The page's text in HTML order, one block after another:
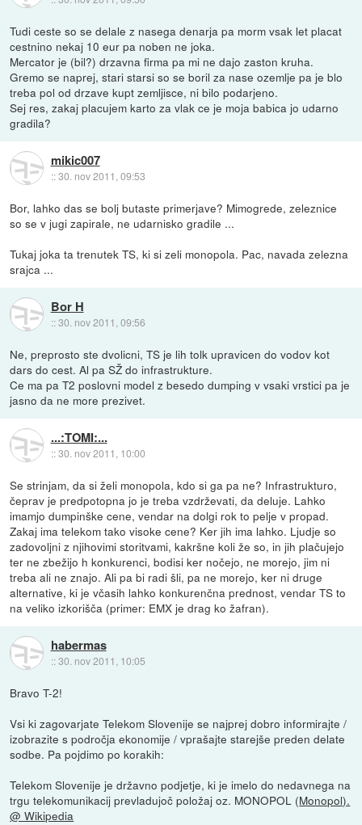
Tudi ceste so se delale z nasega denarja pa morm vsak let placat
cestnino nekaj 10 eur pa noben ne joka.
Mercator je (bil?) drzavna firma pa mi ne dajo zaston kruha.
Gremo se naprej, stari starsi so se boril za nase ozemlje pa je blo
treba pol od drzave kupt zemljisce, ni bilo podarjeno.
Sej res, zakaj placujem karto za vlak ce je moja babica jo udarno
gradila?
mikic007
::30. nov 2011, 09:53
Bor, lahko das se bolj butaste primerjave? Mimogrede, zeleznice
so se v jugi zapirale, ne udarnisko gradile ...
Tukaj joka ta trenutek TS, ki si zeli monopola. Pac, navada zelezna
srajca ...
Bor H
::30. nov 2011, 09:56
Ne, preprosto ste dvolicni, TS je lih tolk upravicen do vodov kot
dars do cest. Al pa SŽ do infrastrukture.
Ce ma pa T2 poslovni model z besedo dumping v vsaki vrstici pa je
jasno da ne more prezivet.
...:TOMI:...
::30. nov 2011, 10:00
Se strinjam, da si želi monopola, kdo si ga pa ne? Infrastrukturo,
čeprav je predpotopna jo je treba vzdrževati, da deluje. Lahko
imamjo dumpinške cene, vendar na dolgi rok to pelje v propad.
Zakaj ima telekom tako visoke cene? Ker jih ima lahko. Ljudje so
zadovoljni z njihovimi storitvami, kakršne koli že so, in jih plačujejo
ter ne zbežijo h konkurenci, bodisi ker nočejo, ne morejo, jim ni
treba ali ne znajo. Ali pa bi radi šli, pa ne morejo, ker ni druge
alternative, ki je včasih lahko konkurenčna prednost, vendar TS to
na veliko izkorišča (primer: EMX je drag ko žafran).
habermas
::30. nov 2011, 10:05
Bravo T-2!
Vsi ki zagovarjate Telekom Slovenije se najprej dobro informirajte /
izobrazite s področja ekonomije / vprašajte starejše preden delate
sodbe. Pa pojdimo po korakih:
Telekom Slovenije je državno podjetje, ki je imelo do nedavnega na
trgu telekomunikacij prevladujoč položaj oz. MONOPOL (Monopol).
@ Wikipedia